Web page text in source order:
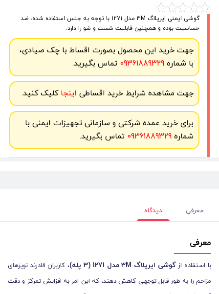
گوشی ایمنی ایرپلاگ 3M مدل 1271 با توجه به جنس استفاده شده، ضد
حساسیت بوده و همچنین قابلیت شست و شو را دارد.
جهت خرید این محصول بصورت اقساط با چک صیادی،
با شماره09361889329 تماس بگیرید.
جهت مشاهده شرایط خرید اقساطی اینجاکلیک کنید.
برای خرید عمده شرکتی و سازمانی تجهیزات ایمنی با
شماره09361889329 تماس بگیرید.
معرفی دیدگاه
معرفی
با استفاده ازگوشی ایرپلاگ 3M مدل 1271 (3 پله)
، کاربران قادرند نویزهای
مزاحم را به طور قابل توجهی کاهش دهند، که این امر به افزایش تمرکز و دقت